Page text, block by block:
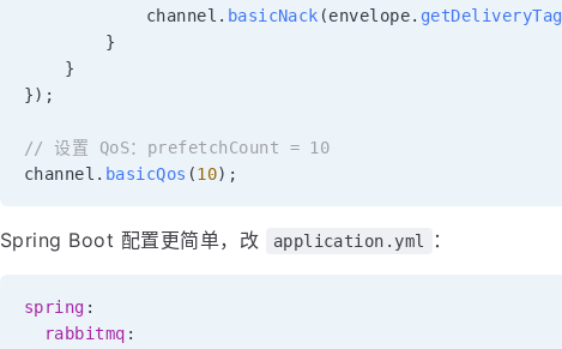
            channel
. basicNack (envelope. getDeliveryTag
}
}
}) ;
// 设置 QoS：prefetchCount = 10
channel . basicQos (10) ;
Spring Boot 配置更简单，改 application.yml ：
spring :
rabbitmq :